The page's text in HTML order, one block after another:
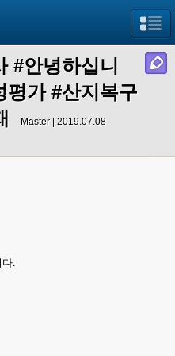
#안녕하십니
평가 #산지복구
Master | 2019.07.08
다.